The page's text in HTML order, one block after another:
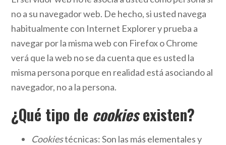
no a su navegador web. De hecho, si usted navega
habitualmente con Internet Explorer y prueba a
navegar por la misma web con Firefox o Chrome
verá que la web no se da cuenta que es usted la
misma persona porque en realidad está asociando al
navegador, no a la persona.
¿Qué tipo de cookiesexisten?
Cookiestécnicas: Son las más elementales y